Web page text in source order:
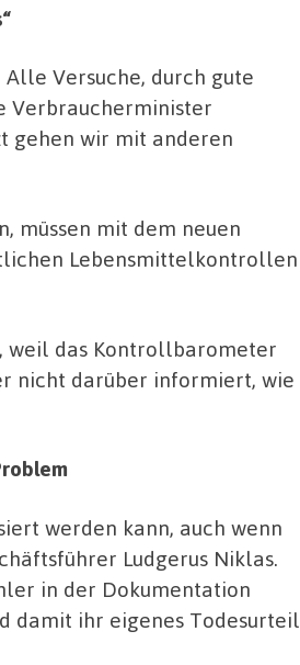
Versuche, durch gute
Verbraucherminister
gehen wir mit anderen
müssen mit dem neuen
Lebensmittelkontrollen
weil das Kontrollbarometer
nicht darüber informiert, wie
werden kann, auch wenn
Ludgerus Niklas.
in der Dokumentation
damit ihr eigenes Todesurteil